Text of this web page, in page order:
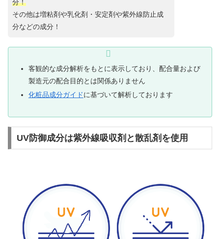
分！
その他は増粘剤や乳化剤・安定剤や紫外線防止成
分などの成分！
客観的な成分解析をもとに表示しており、配合量および
製造元の配合目的とは関係ありません
化粧品成分ガイドに基づいて解析しております
UV防御成分は紫外線吸収剤と散乱剤を使用